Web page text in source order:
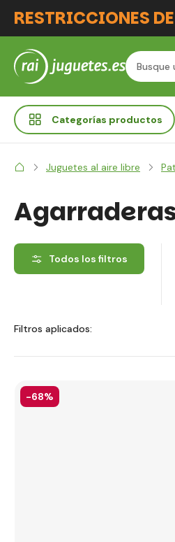
RESTRICCIONES
Categorías productos
Juguetes al aire libre
Todos los filtros
Filtros aplicados:
-68%